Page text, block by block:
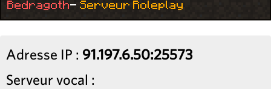
Bedragoth- Serveur Roleplay
Adresse IP : 91.197.6.50:25573
Serveur vocal :